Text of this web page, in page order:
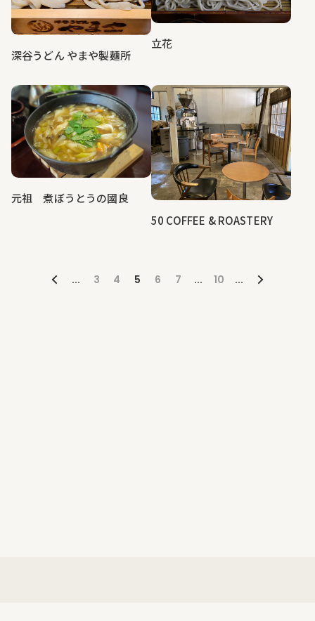
深谷うどん やまや製麺所
立花
元祖 煮ぼうとうの國良
50 COFFEE & ROASTERY
... 3 4 5 6 7 ... 10 ...